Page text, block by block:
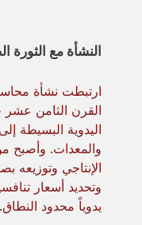
النشأة مع الثورة
ارتبطت نشأة
القرن الثامن
اليدوية البسيطة
والمعدات. وأصبح
الإنتاجي وتوزيعه
وتحديد أسعار
يدوياً محدود النطاق.